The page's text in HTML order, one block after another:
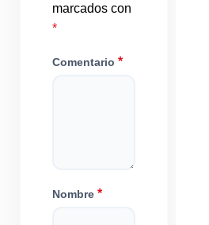
marcados con
*
Comentario *
Nombre *